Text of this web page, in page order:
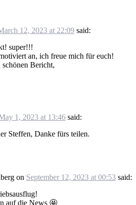
12, 2023 at 22:09 said:
super!!!
an, ich freue mich für euch!
Bericht,
1, 2023 at 13:46 said:
Steffen, Danke fürs teilen.
on September 12, 2023 at 00:53 said:
auf die News 🤩